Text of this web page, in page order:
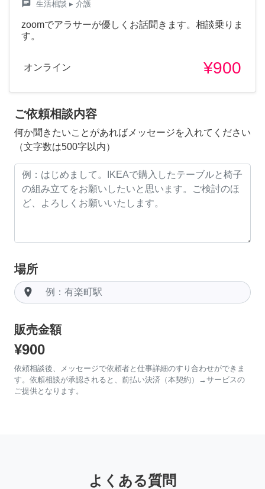
chat 生活相談 ▸ 介護
zoomでアラサーが優しくお話聞きます。相談乗りま
す。
オンライン ¥900
ご依頼相談内容
何か聞きたいことがあればメッセージを入れてください
（文字数は500字以内）
場所
room
販売金額
¥900
依頼相談後、メッセージで依頼者と仕事詳細のすり合わせができま
す。依頼相談が承認されると、前払い決済（本契約）→サービスの
ご提供となります。
よくある質問